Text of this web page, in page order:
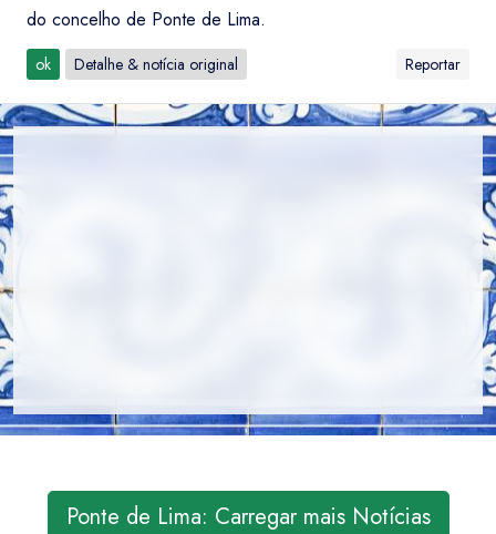
do concelho de Ponte de Lima.
ok Detalhe & notícia original Reportar
Ponte de Lima: Carregar mais Notícias